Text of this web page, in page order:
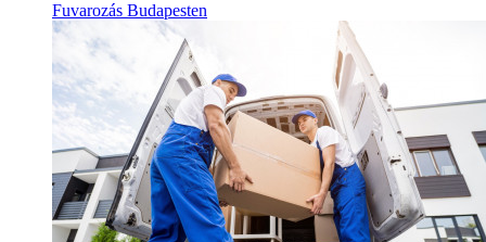
Fuvarozás Budapesten